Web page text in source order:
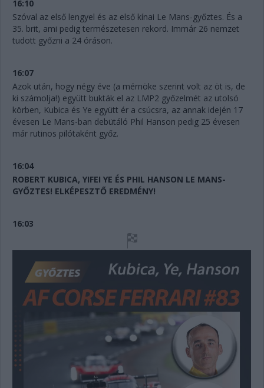
16:10
Szóval az első lengyel és az első kínai Le Mans-győztes. És a
35. brit, ami pedig természetesen rekord. Immár 26 nemzet
tudott győzni a 24 óráson.
16:07
Azok után, hogy négy éve (a mérnöke szerint volt az öt is, de
ki számolja!) együtt bukták el az LMP2 győzelmét az utolsó
körben, Kubica és Ye együtt ér a csúcsra, az annak idején 17
évesen Le Mans-ban debütáló Phil Hanson pedig 25 évesen
már rutinos pilótaként győz.
16:04
ROBERT KUBICA, YIFEI YE ÉS PHIL HANSON LE MANS-
GYŐZTES! ELKÉPESZTŐ EREDMÉNY!
16:03